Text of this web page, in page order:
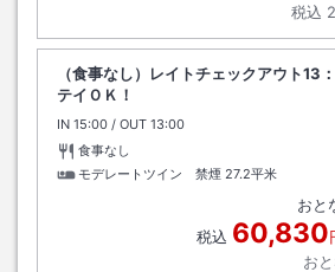
税込
（食事なし）レイトチェックアウト13
テイＯＫ！
IN チェックイン
15:00 / OUT チェックアウト
13:00
食事なし
モデレートツイン 禁煙 27.2平米
おと
税込 60,830
お